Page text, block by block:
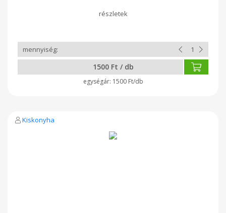
antibakteriális, élénkít; zsíros pattanásos bőrre
1500 Ft / db
1500 Ft/db
Kiskonyha